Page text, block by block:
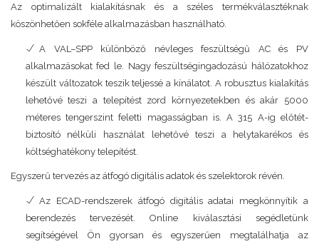
Az optimalizált kialakításnak és a széles termékválasztéknak
köszönhetően sokféle alkalmazásban használható.
A VAL–SPP különböző névleges feszültségű AC és PV
alkalmazásokat fed le. Nagy feszültségingadozású hálózatokhoz
készült változatok teszik teljessé a kínálatot. A robusztus kialakítás
lehetővé teszi a telepítést zord környezetekben és akár 5000
méteres tengerszint feletti magasságban is. A 315 A-ig előtét-
biztosító nélküli használat lehetővé teszi a helytakarékos és
költséghatékony telepítést.
Egyszerű tervezés az átfogó digitális adatok és szelektorok révén.
Az ECAD-rendszerek átfogó digitális adatai megkönnyítik a
berendezés tervezését. Online kiválasztási segédletünk
segítségével Ön gyorsan és egyszerűen megtalálhatja az